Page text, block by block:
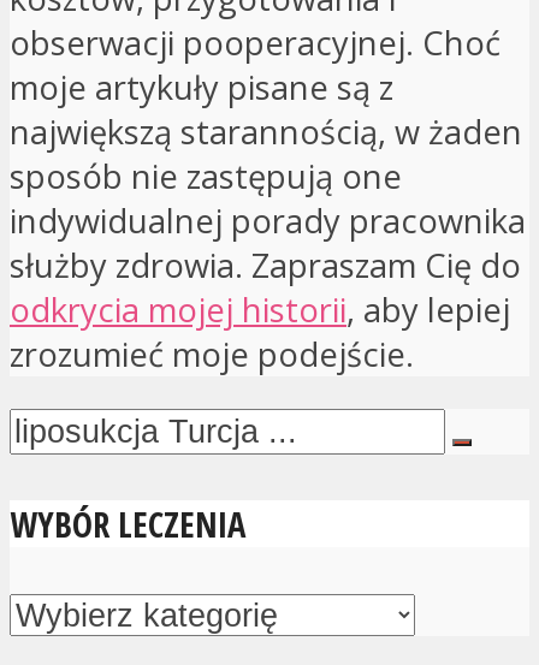
obserwacji pooperacyjnej. Choć
moje artykuły pisane są z
największą starannością, w żaden
sposób nie zastępują one
indywidualnej porady pracownika
służby zdrowia. Zapraszam Cię do
odkrycia mojej historii, aby lepiej
zrozumieć moje podejście.
WYBÓR LECZENIA